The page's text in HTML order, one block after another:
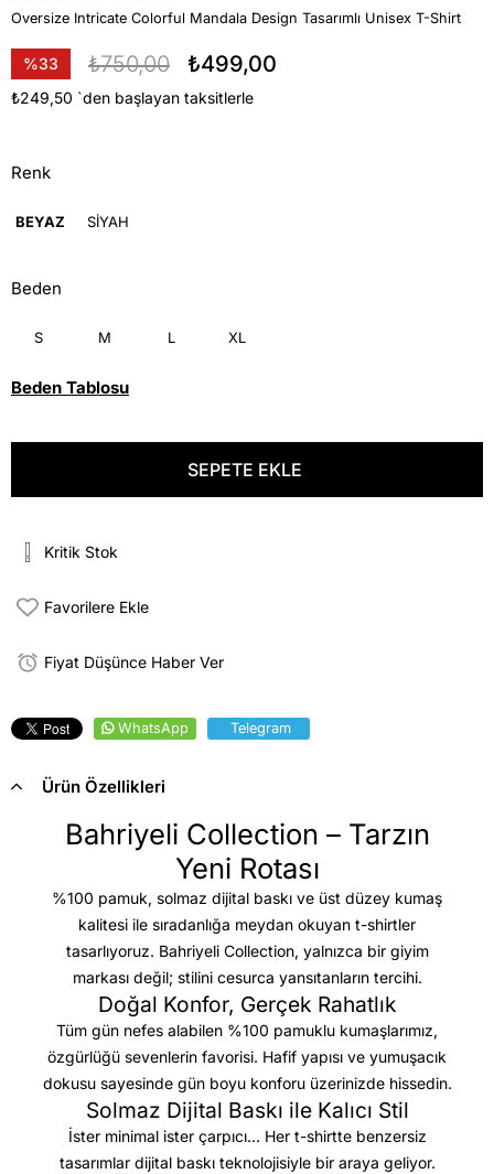
Oversize Intricate Colorful Mandala Design Tasarımlı Unisex T-Shirt
%33
İndirim
₺750,00 ₺499,00
₺249,50 `den başlayan taksitlerle
Renk
BEYAZ SİYAH
Beden
S M L XL
Beden Tablosu
Kritik Stok
Favorilere Ekle
Fiyat Düşünce Haber Ver
WhatsApp Telegram
Ürün Özellikleri
Bahriyeli Collection – Tarzın
Yeni Rotası
%100 pamuk, solmaz dijital baskı ve üst düzey kumaş
kalitesi ile sıradanlığa meydan okuyan t-shirtler
tasarlıyoruz. Bahriyeli Collection, yalnızca bir giyim
markası değil; stilini cesurca yansıtanların tercihi.
Doğal Konfor, Gerçek Rahatlık
Tüm gün nefes alabilen %100 pamuklu kumaşlarımız,
özgürlüğü sevenlerin favorisi. Hafif yapısı ve yumuşacık
dokusu sayesinde gün boyu konforu üzerinizde hissedin.
Solmaz Dijital Baskı ile Kalıcı Stil
İster minimal ister çarpıcı… Her t-shirtte benzersiz
tasarımlar dijital baskı teknolojisiyle bir araya geliyor.